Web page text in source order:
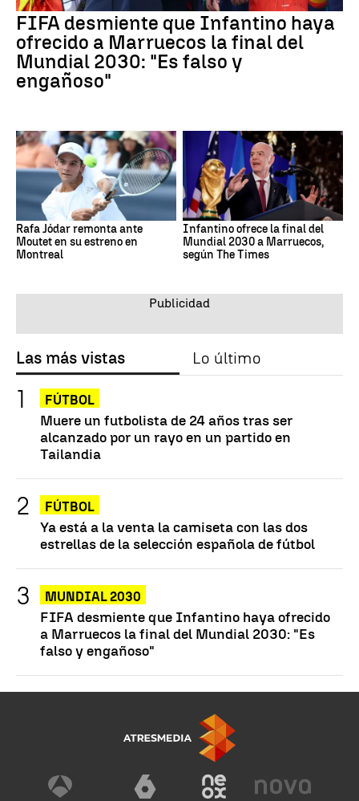
FIFA desmiente que Infantino haya
ofrecido a Marruecos la final del
Mundial 2030: "Es falso y
engañoso"
Rafa Jódar remonta ante
Moutet en su estreno en
Montreal
Infantino ofrece la final del
Mundial 2030 a Marruecos,
según The Times
Las más vistas Lo último
FÚTBOL
Muere un futbolista de 24 años tras ser
alcanzado por un rayo en un partido en
Tailandia
FÚTBOL
Ya está a la venta la camiseta con las dos
estrellas de la selección española de fútbol
MUNDIAL 2030
FIFA desmiente que Infantino haya ofrecido
a Marruecos la final del Mundial 2030: "Es
falso y engañoso"